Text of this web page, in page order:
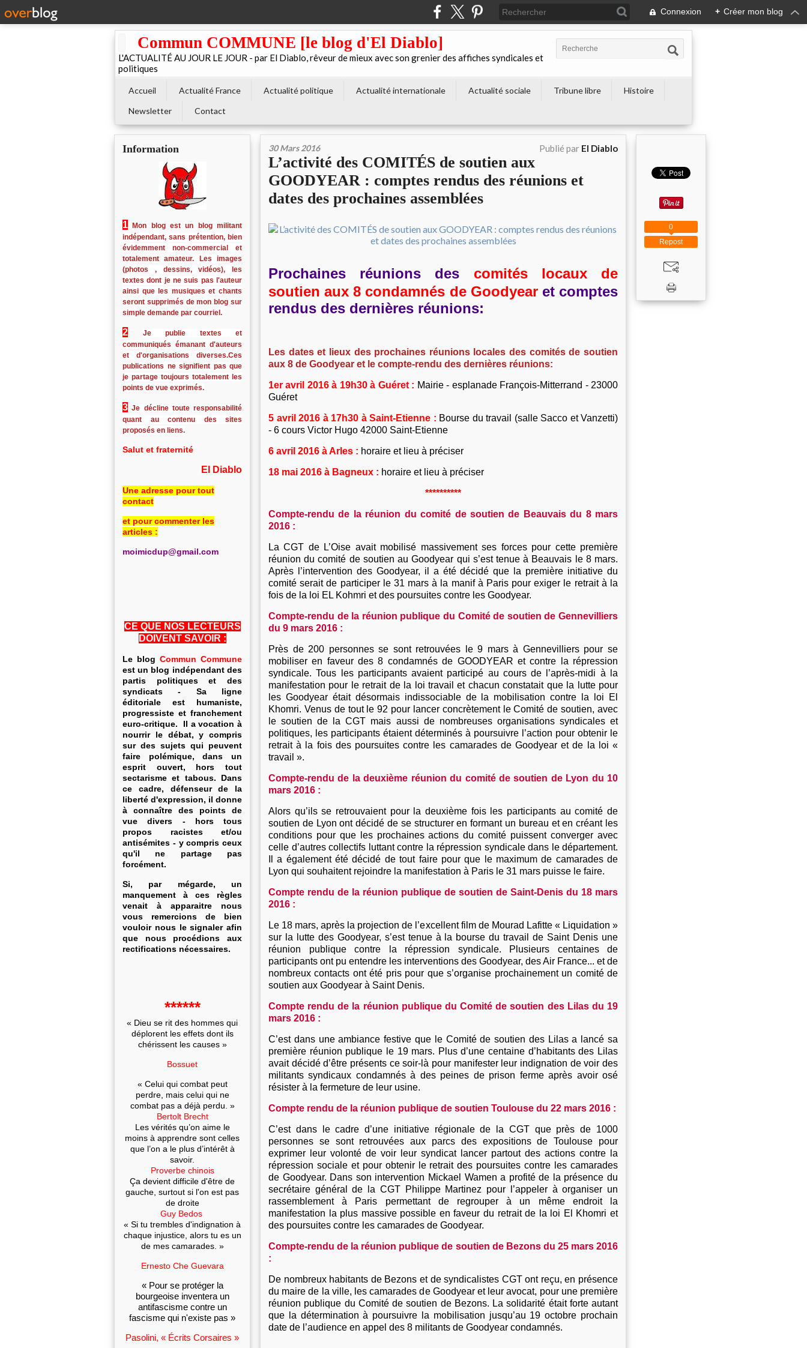
Connexion + Créer mon blog
Commun COMMUNE [le blog d'El Diablo]
L'ACTUALITÉ AU JOUR LE JOUR - par El Diablo, rêveur de mieux avec son grenier des affiches syndicales et
politiques
Accueil Actualité France Actualité politique Actualité internationale Actualité sociale Tribune libre
Histoire
Newsletter
Contact
Information
1
Mon blog est un blog militant
indépendant, sans prétention, bien
évidemment non-commercial et
totalement amateur. Les images
(photos , dessins, vidéos), les
textes dont je ne suis pas l'auteur
ainsi que les musiques et chants
seront supprimés de mon blog sur
simple demande par courriel.
2
Je publie textes et
communiqués émanant d'auteurs
et d'organisations diverses.Ces
publications ne signifient pas que
je partage toujours totalement les
points de vue exprimés.
3 Je décline toute responsabilité
quant au contenu des sites
proposés en liens.
Salut et fraternité
El Diablo
Une adresse pour tout
contact
et pour commenter les
articles :
moimicdup@gmail.com
CE QUE NOS LECTEURS
DOIVENT SAVOIR :
Le blog Commun Commune
est un blog indépendant des
partis politiques et des
syndicats - Sa ligne
éditoriale est humaniste,
progressiste et franchement
euro-critique. Il a vocation à
nourrir le débat, y compris
sur des sujets qui peuvent
faire polémique, dans un
esprit ouvert, hors tout
sectarisme et tabous. Dans
ce cadre, défenseur de la
liberté d'expression, il donne
à connaître des points de
vue divers - hors tous
propos racistes et/ou
antisémites - y compris ceux
qu'il ne partage pas
forcément.
Si, par mégarde, un
manquement à ces règles
venait à apparaitre nous
vous remercions de bien
vouloir nous le signaler afin
que nous procédions aux
rectifications nécessaires.
******
« Dieu se rit des hommes qui
déplorent les effets dont ils
chérissent les causes »
Bossuet
« Celui qui combat peut
perdre, mais celui qui ne
combat pas a déjà perdu. »
Bertolt Brecht
Les vérités qu’on aime le
moins à apprendre sont celles
que l’on a le plus d’intérêt à
savoir.
Proverbe chinois
Ça devient difficile d'être de
gauche, surtout si l'on est pas
de droite
Guy Bedos
« Si tu trembles d'indignation à
chaque injustice, alors tu es un
de mes camarades. »
Ernesto Che Guevara
« Pour se protéger la
bourgeoise inventera un
antifascisme contre un
fascisme qui n'existe pas »
Pasolini, « Écrits Corsaires »
30 Mars 2016 Publié par El Diablo
L’activité des COMITÉS de soutien aux
GOODYEAR : comptes rendus des réunions et
dates des prochaines assemblées
Prochaines réunions des comités locaux de
soutien aux 8 condamnés de Goodyear et comptes
rendus des dernières réunions:
Les dates et lieux des prochaines réunions locales des comités de soutien
aux 8 de Goodyear et le compte-rendu des dernières réunions:
1er avril 2016 à 19h30 à Guéret : Mairie - esplanade François-Mitterrand - 23000
Guéret
5 avril 2016 à 17h30 à Saint-Etienne : Bourse du travail (salle Sacco et Vanzetti)
- 6 cours Victor Hugo 42000 Saint-Etienne
6 avril 2016 à Arles : horaire et lieu à préciser
18 mai 2016 à Bagneux : horaire et lieu à préciser
**********
Compte-rendu de la réunion du comité de soutien de Beauvais du 8 mars
2016 :
La CGT de L’Oise avait mobilisé massivement ses forces pour cette première
réunion du comité de soutien au Goodyear qui s’est tenue à Beauvais le 8 mars.
Après l’intervention des Goodyear, il a été décidé que la première initiative du
comité serait de participer le 31 mars à la manif à Paris pour exiger le retrait à la
fois de la loi EL Kohmri et des poursuites contre les Goodyear.
Compte-rendu de la réunion publique du Comité de soutien de Gennevilliers
du 9 mars 2016 :
Près de 200 personnes se sont retrouvées le 9 mars à Gennevilliers pour se
mobiliser en faveur des 8 condamnés de GOODYEAR et contre la répression
syndicale. Tous les participants avaient participé au cours de l’après-midi à la
manifestation pour le retrait de la loi travail et chacun constatait que la lutte pour
les Goodyear était désormais indissociable de la mobilisation contre la loi El
Khomri. Venus de tout le 92 pour lancer concrètement le Comité de soutien, avec
le soutien de la CGT mais aussi de nombreuses organisations syndicales et
politiques, les participants étaient déterminés à poursuivre l’action pour obtenir le
retrait à la fois des poursuites contre les camarades de Goodyear et de la loi «
travail ».
Compte-rendu de la deuxième réunion du comité de soutien de Lyon du 10
mars 2016 :
Alors qu’ils se retrouvaient pour la deuxième fois les participants au comité de
soutien de Lyon ont décidé de se structurer en formant un bureau et en créant les
conditions pour que les prochaines actions du comité puissent converger avec
celle d’autres collectifs luttant contre la répression syndicale dans le département.
Il a également été décidé de tout faire pour que le maximum de camarades de
Lyon qui souhaitent rejoindre la manifestation à Paris le 31 mars puisse le faire.
Compte rendu de la réunion publique de soutien de Saint-Denis du 18 mars
2016 :
Le 18 mars, après la projection de l’excellent film de Mourad Lafitte « Liquidation »
sur la lutte des Goodyear, s’est tenue à la bourse du travail de Saint Denis une
réunion publique contre la répression syndicale. Plusieurs centaines de
participants ont pu entendre les interventions des Goodyear, des Air France... et de
nombreux contacts ont été pris pour que s’organise prochainement un comité de
soutien aux Goodyear à Saint Denis.
Compte rendu de la réunion publique du Comité de soutien des Lilas du 19
mars 2016 :
C’est dans une ambiance festive que le Comité de soutien des Lilas a lancé sa
première réunion publique le 19 mars. Plus d’une centaine d’habitants des Lilas
avait décidé d’être présents ce soir-là pour manifester leur indignation de voir des
militants syndicaux condamnés à des peines de prison ferme après avoir osé
résister à la fermeture de leur usine.
Compte rendu de la réunion publique de soutien Toulouse du 22 mars 2016 :
C’est dans le cadre d’une initiative régionale de la CGT que près de 1000
personnes se sont retrouvées aux parcs des expositions de Toulouse pour
exprimer leur volonté de voir leur syndicat lancer partout des actions contre la
répression sociale et pour obtenir le retrait des poursuites contre les camarades
de Goodyear. Dans son intervention Mickael Wamen a profité de la présence du
secrétaire général de la CGT Philippe Martinez pour l’appeler à organiser un
rassemblement à Paris permettant de regrouper à un même endroit la
manifestation la plus massive possible en faveur du retrait de la loi El Khomri et
des poursuites contre les camarades de Goodyear.
Compte-rendu de la réunion publique de soutien de Bezons du 25 mars 2016
:
De nombreux habitants de Bezons et de syndicalistes CGT ont reçu, en présence
du maire de la ville, les camarades de Goodyear et leur avocat, pour une première
réunion publique du Comité de soutien de Bezons. La solidarité était forte autant
que la détermination à poursuivre la mobilisation jusqu’au 19 octobre prochain
date de l’audience en appel des 8 militants de Goodyear condamnés.
Repost
0